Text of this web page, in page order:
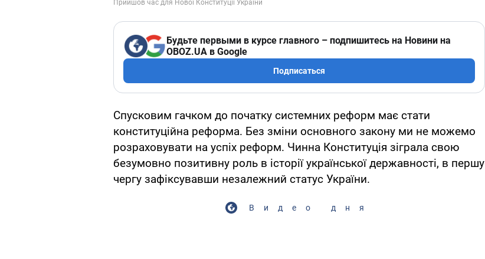
Будьте первыми в курсе главного – подпишитесь на Новини на
OBOZ.UA в Google
Подписаться
Спусковим гачком до початку системних реформ має стати
конституційна реформа. Без зміни основного закону ми не можемо
розраховувати на успіх реформ. Чинна Конституція зіграла свою
безумовно позитивну роль в історії української державності, в першу
чергу зафіксувавши незалежний статус України.
Видео дня